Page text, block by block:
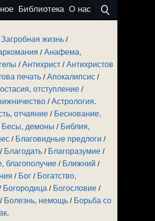
Библиотека О нас
жизнь /
/Анафема,
/Антихрист /Антихристов
печать /Апокалипсис /
отступление /
/Астрология.
отчаяние / Беснование,
Бесы, демоны / Библия,
/ Благовидные предлоги /
/ Благодать / Благоразумие /
благополучие / Ближний /
/ Бог / Богатство,
Богородица / Богословие /
/ Болезнь, немощь / Борьба со
.